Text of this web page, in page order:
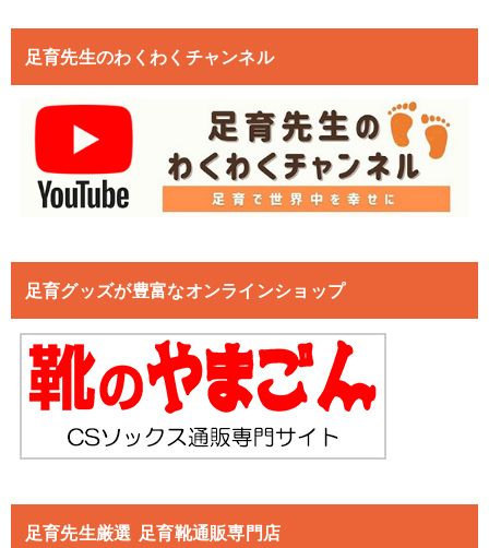
足育先生のわくわくチャンネル
足育グッズが豊富なオンラインショップ
足育先生厳選 足育靴通販専門店